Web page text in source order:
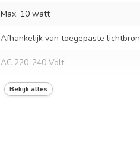
Max. 10 watt
Afhankelijk van toegepaste lichtbron
AC 220-240 Volt
50/60 Hz
Bekijk alles